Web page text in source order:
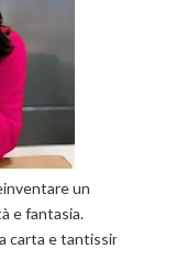
un
e fantasia.
carta e tantissimi